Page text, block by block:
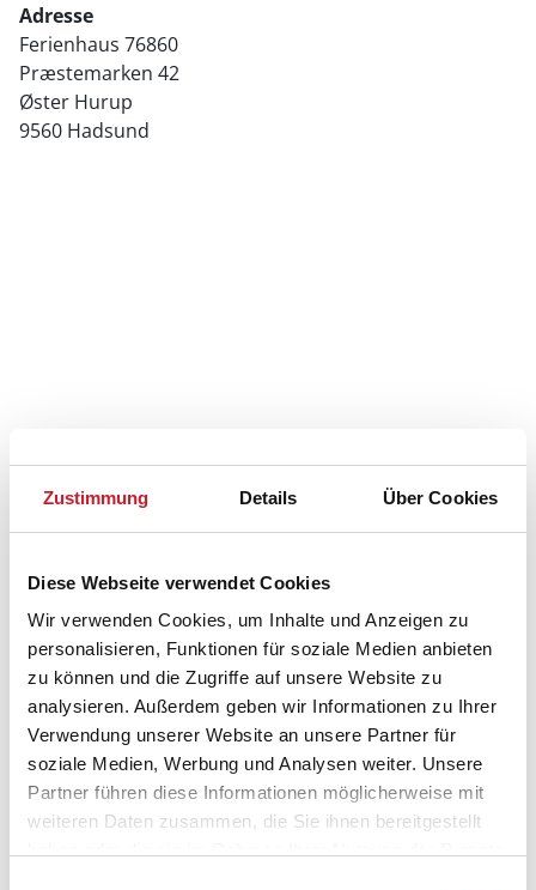
Zustimmung Details Über Cookies
Diese Webseite verwendet Cookies
Wir verwenden Cookies, um Inhalte und Anzeigen zu
personalisieren, Funktionen für soziale Medien anbieten
zu können und die Zugriffe auf unsere Website zu
analysieren. Außerdem geben wir Informationen zu Ihrer
Verwendung unserer Website an unsere Partner für
soziale Medien, Werbung und Analysen weiter. Unsere
Partner führen diese Informationen möglicherweise mit
weiteren Daten zusammen, die Sie ihnen bereitgestellt
Adresse
Ferienhaus 76860
Præstemarken 42
Øster Hurup
9560 Hadsund
Belegungskalender
Reisedauer auswählen
Anzahl Reisende auswählen
Anreisetag im Belegungskalender anklicken
Sie bekommen Verfügbarkeit und Preis angezeigt
Bitte beachten Sie, dass sich bei Änderungen des